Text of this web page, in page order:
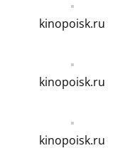
kinopoisk.ru
kinopoisk.ru
kinopoisk.ru